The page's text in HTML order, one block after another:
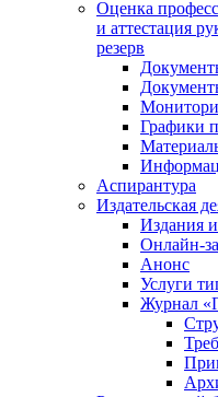
Оценка
и аттестация
резерв
Графики
Аспирантура
Издательская
Издания
Онлайн-
Анонс
Услуги
Журнал